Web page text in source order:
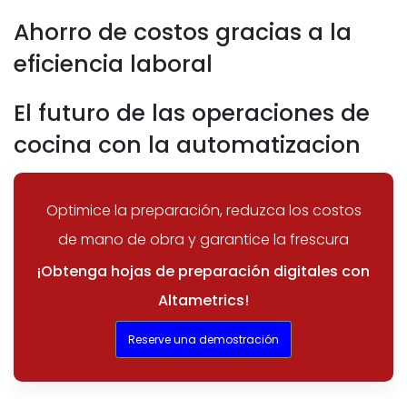
Ahorro de costos gracias a la
eficiencia laboral
El futuro de las operaciones de
cocina con la automatizacion
Optimice la preparación, reduzca los costos
de mano de obra y garantice la frescura
¡Obtenga hojas de preparación digitales con
Altametrics!
Reserve una demostración